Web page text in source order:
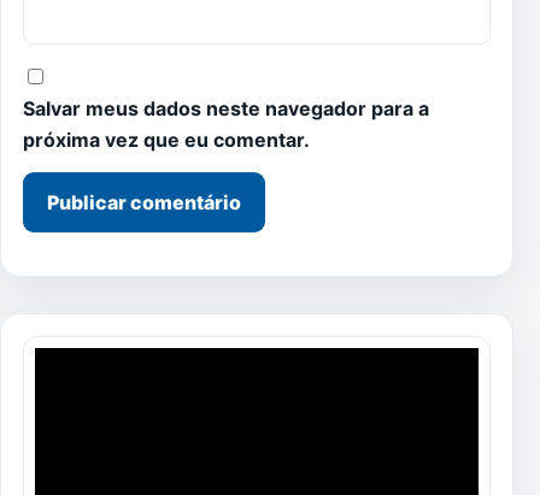
Salvar meus dados neste navegador para a
próxima vez que eu comentar.